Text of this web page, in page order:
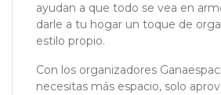
ayudan a que todo se vea en
darle a tu hogar un toque de
estilo propio.
Con los organizadores
necesitas más espacio, solo